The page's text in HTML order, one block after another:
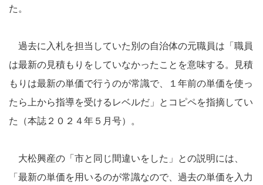
た。
過去に入札を担当していた別の自治体の元職員は「職員
は最新の見積もりをしていなかったことを意味する。見積
もりは最新の単価で行うのが常識で、１年前の単価を使っ
たら上から指導を受けるレベルだ」とコピペを指摘してい
た（本誌２０２４年５月号）。
大松興産の「市と同じ間違いをした」との説明には、
「最新の単価を用いるのが常識なので、過去の単価を入力